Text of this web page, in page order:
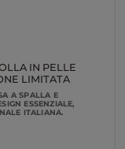
IN PELLE
LIMITATA
A SPALLA E
ESSENZIALE,
ITALIANA.